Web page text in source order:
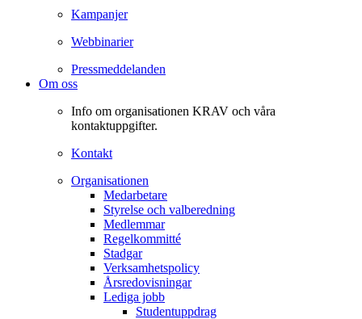
Kampanjer
Webbinarier
Pressmeddelanden
Om oss
Info om organisationen KRAV och våra
kontaktuppgifter.
Kontakt
Organisationen
Medarbetare
Styrelse och valberedning
Medlemmar
Regelkommitté
Stadgar
Verksamhetspolicy
Årsredovisningar
Lediga jobb
Studentuppdrag